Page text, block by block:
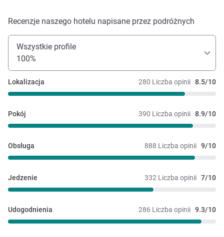
Recenzje naszego hotelu napisane przez podróżnych
Wszystkie profile
100%
280 Liczba opinii 8.5/10
Lokalizacja
390 Liczba opinii 8.9/10
Pokój
888 Liczba opinii 9/10
Obsługa
332 Liczba opinii 7/10
Jedzenie
286 Liczba opinii 9.3/10
Udogodnienia